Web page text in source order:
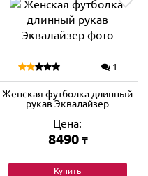
1
Женская футболка длинный
рукав Эквалайзер
Цена:
8490 ₸
Купить